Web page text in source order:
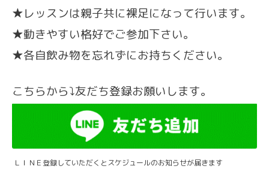
★レッスンは親子共に裸足になって行います。
★動きやすい格好でご参加下さい。
★各自飲み物を忘れずにお持ちください。
こちらから⤵友だち登録お願いします。
ＬＩＮＥ登録していただくとスケジュールのお知らせが届きます